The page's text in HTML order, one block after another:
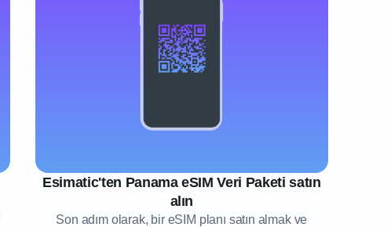
Esimatic'ten Panama eSIM Veri Paketi satın
alın
Son adım olarak, bir eSIM planı satın almak ve